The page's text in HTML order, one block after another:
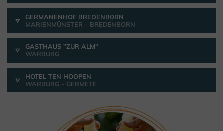
GERMANENHOF BREDENBORN
MARIENMÜNSTER - BREDENBORN
GASTHAUS "ZUR ALM"
WARBURG
HOTEL TEN HOOPEN
WARBURG - GERMETE